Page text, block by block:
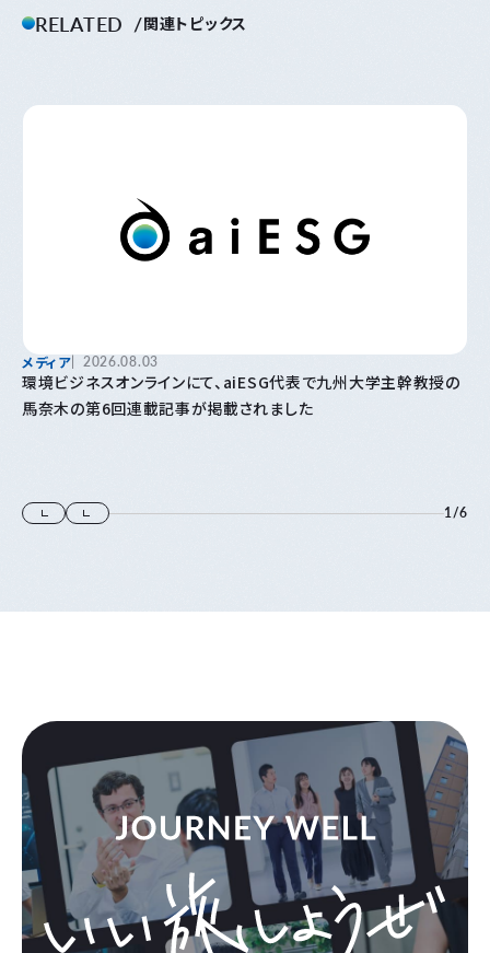
RELATED 関連トピックス
メディア 2026.08.03
環境ビジネスオンラインにて、aiESG代表で九州大学主幹教授の
馬奈木の第6回連載記事が掲載されました
1/6